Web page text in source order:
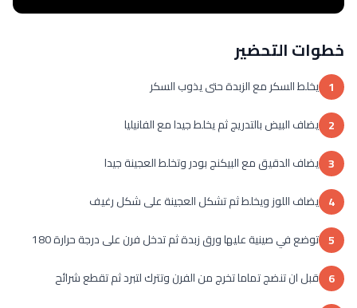
خطوات التحضير
1 يخلط السكر مع الزبدة حتى يذوب السكر
2 يضاف البيض بالتدريج ثم يخلط جيدا مع الفانيليا
3 يضاف الدقيق مع البيكنج بودر وتخلط العجينة جيدا
4 يضاف اللوز ويخلط ثم تشكل العجينة على شكل رغيف
5 توضع في صينية عليها ورق زبدة ثم تدخل فرن على درجة حرارة 180
6 قبل ان تنضج تماما تخرج من الفرن وتترك لتبرد ثم تقطع شرائح